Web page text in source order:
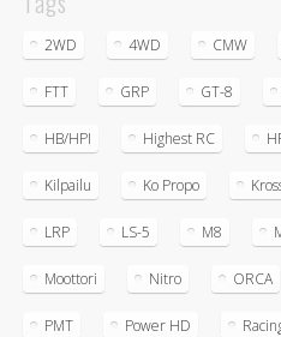
2WD 4WD CMW
FTT GRP GT-8
HB/HPI Highest RC
Kilpailu Ko Propo
LRP LS-5 M8
Moottori Nitro ORCA
PMT Power HD